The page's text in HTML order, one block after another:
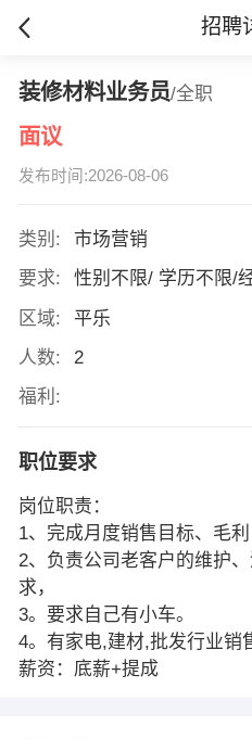
招聘
装修材料业务员/全职
面议
发布时间:2026-08-06
类别:
市场营销
要求:
性别不限/ 学历不限/
区域:
平乐
人数:
2
福利:
职位要求
岗位职责：
1、完成月度销售目标、毛利
2、负责公司老客户的维护
求，
3。要求自己有小车。
4。有家电,建材,批发行业销
薪资：底薪+提成